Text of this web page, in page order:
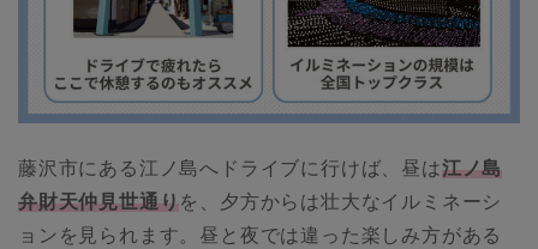
藤沢市にある江ノ島へドライブに行けば、昼は江ノ島
弁財天仲見世通りを、夕方からは壮大なイルミネーシ
ョンを見られます。昼と夜では違った楽しみ方がある